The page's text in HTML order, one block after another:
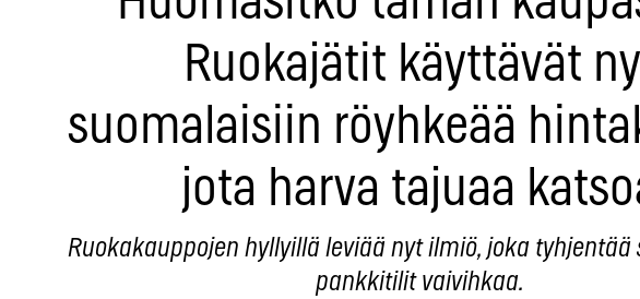
Ruokajätit käyttävät
suomalaisiin röyhkeää
jota harva tajuaa
Ruokakauppojen hyllyillä leviää nyt ilmiö, joka tyhjentää
pankkitilit vaivihkaa.